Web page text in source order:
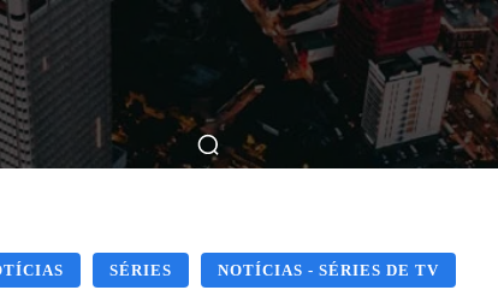
Breve Nos Cinemas Matérias Nos Cinemas
SÉRIES NOTÍCIAS - SÉRIES DE TV